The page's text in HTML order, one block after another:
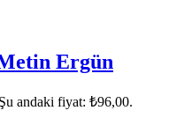
Ergün
Şu andaki fiyat: ₺96,00.